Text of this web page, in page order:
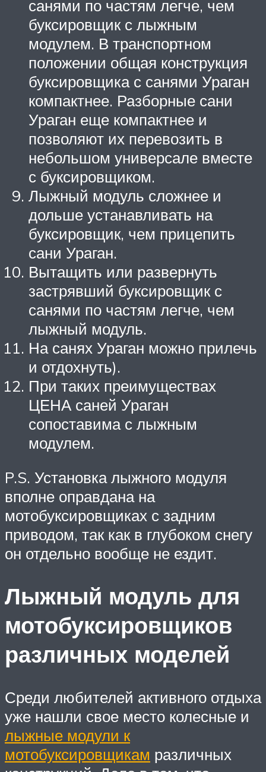
санями по частям легче, чем
буксировщик с лыжным
модулем. В транспортном
положении общая конструкция
буксировщика с санями Ураган
компактнее. Разборные сани
Ураган еще компактнее и
позволяют их перевозить в
небольшом универсале вместе
с буксировщиком.
Лыжный модуль сложнее и
дольше устанавливать на
буксировщик, чем прицепить
сани Ураган.
Вытащить или развернуть
застрявший буксировщик с
санями по частям легче, чем
лыжный модуль.
На санях Ураган можно прилечь
и отдохнуть).
При таких преимуществах
ЦЕНА саней Ураган
сопоставима с лыжным
модулем.
P.S. Установка лыжного модуля
вполне оправдана на
мотобуксировщиках с задним
приводом, так как в глубоком снегу
он отдельно вообще не ездит.
Лыжный модуль для
мотобуксировщиков
различных моделей
Среди любителей активного отдыха
уже нашли свое место колесные и
лыжные модули к
мотобуксировщикам различных